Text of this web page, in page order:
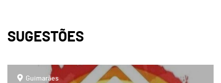
SUGESTÕES
Guimarães